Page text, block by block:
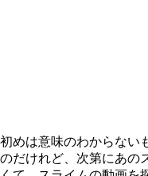
初めは意味のわからない
のだけれど、次第にあの